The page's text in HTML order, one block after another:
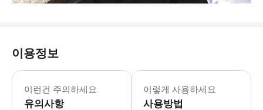
이용정보
이런건 주의하세요
유의사항
월요일-금요일: 10:00-16:00 토요일-
* 이란 가족 체험 명소 - 쟁기질하는
이렇게 사용하세요
사용방법